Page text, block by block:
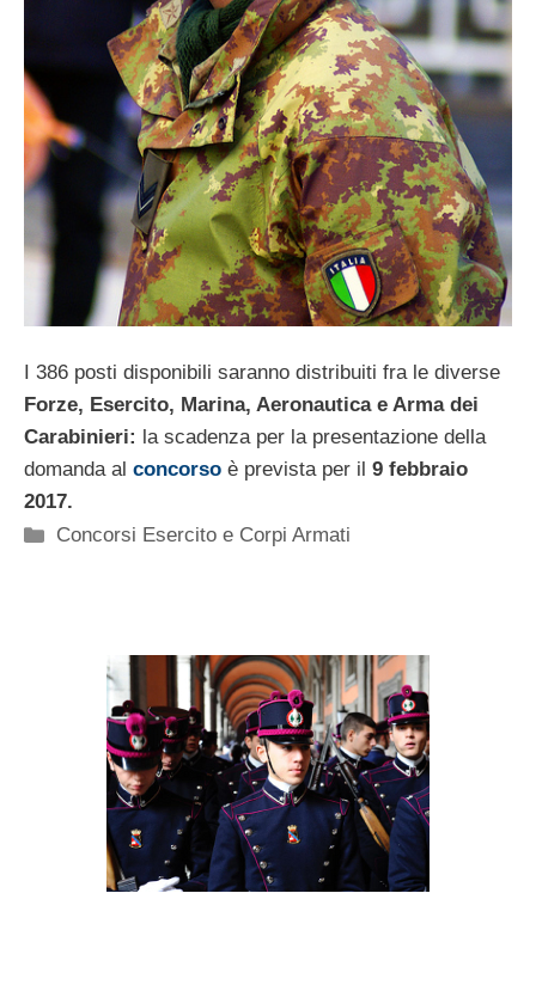
I 386 posti disponibili saranno distribuiti fra le diverse
Forze, Esercito, Marina, Aeronautica e Arma dei
Carabinieri: la scadenza per la presentazione della
domanda al concorso è prevista per il 9 febbraio
2017.
Categorie
Concorsi Esercito e Corpi Armati